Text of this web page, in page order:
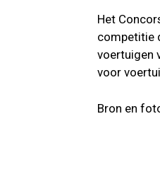
Het
competitie
voertuigen
voor
Bron en